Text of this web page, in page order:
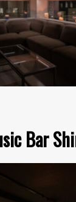
Bar